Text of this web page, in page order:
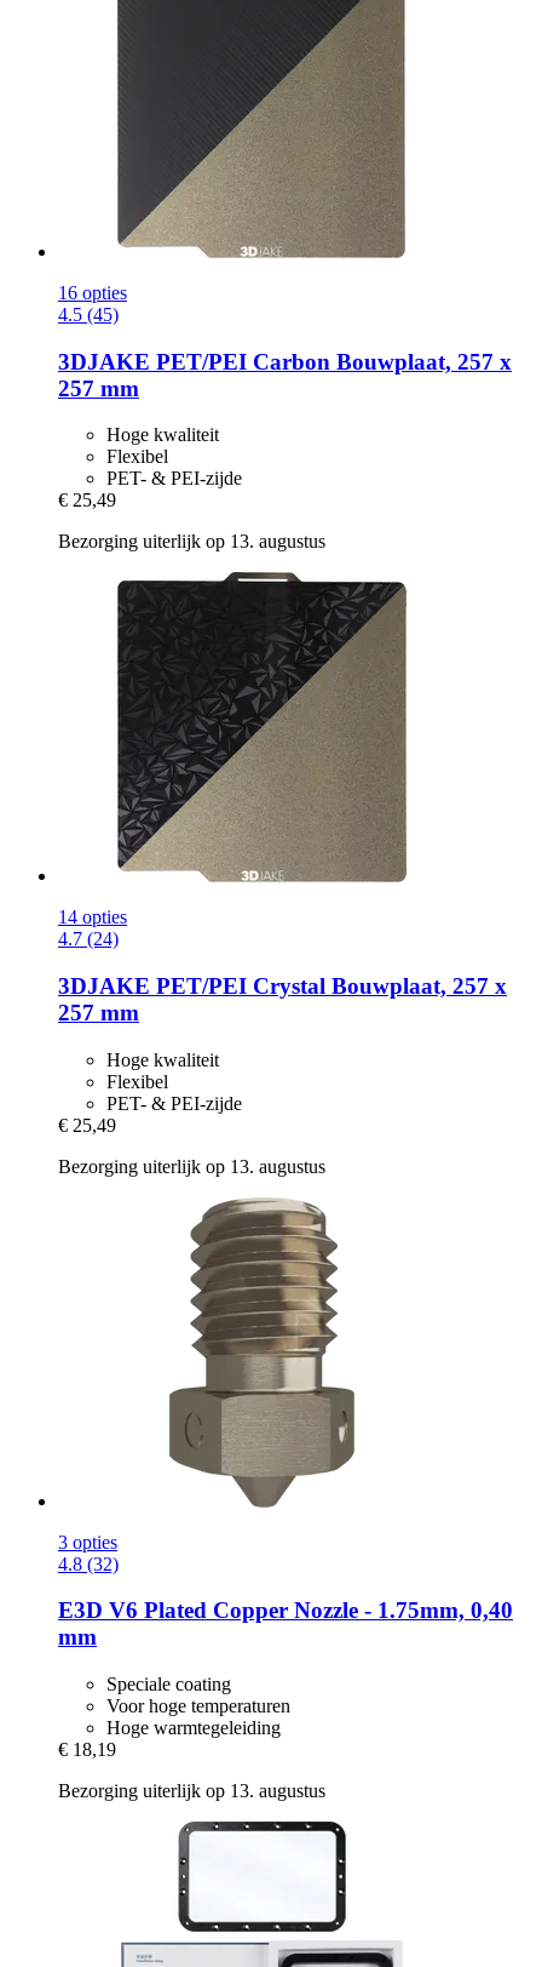
16 opties
4.5 (45)
3DJAKE PET/PEI Carbon Bouwplaat, 257 x
257 mm
Hoge kwaliteit
Flexibel
PET- & PEI-zijde
€ 25,49
Bezorging uiterlijk op 13. augustus
14 opties
4.7 (24)
3DJAKE PET/PEI Crystal Bouwplaat, 257 x
257 mm
Hoge kwaliteit
Flexibel
PET- & PEI-zijde
€ 25,49
Bezorging uiterlijk op 13. augustus
3 opties
4.8 (32)
E3D V6 Plated Copper Nozzle -​ 1.75mm, 0,40
mm
Speciale coating
Voor hoge temperaturen
Hoge warmtegeleiding
€ 18,19
Bezorging uiterlijk op 13. augustus